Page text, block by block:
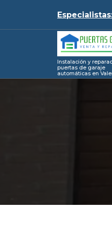
content
Instalación y
puertas de garaje
automáticas en